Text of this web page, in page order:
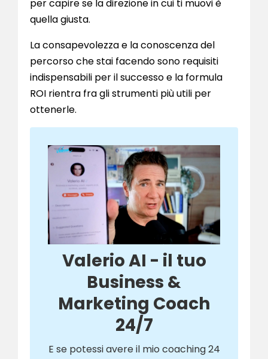
per capire se la direzione in cui ti muovi è
quella giusta.
La consapevolezza e la conoscenza del
percorso che stai facendo sono requisiti
indispensabili per il successo e la formula
ROI rientra fra gli strumenti più utili per
ottenerle.
Valerio AI - il tuo
Business &
Marketing Coach
24/7
E se potessi avere il mio coaching 24